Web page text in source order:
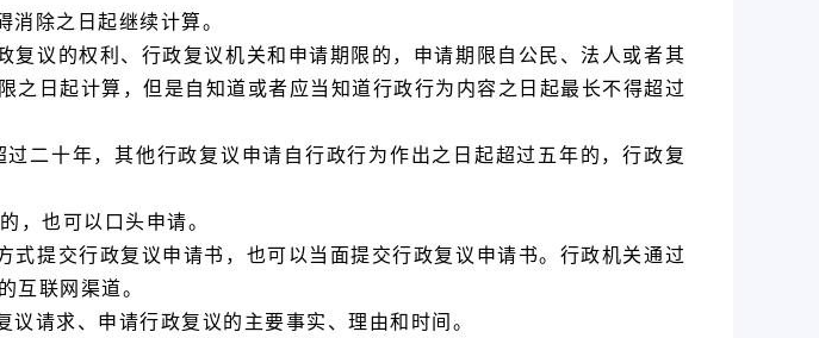
除之日起继续计算。
议的权利、行政复议机关和申请期限的，申请期限自公民、法人或者其
日起计算，但是自知道或者应当知道行政行为内容之日起最长不得超过
二十年，其他行政复议申请自行政行为作出之日起超过五年的，行政复
，也可以口头申请。
提交行政复议申请书，也可以当面提交行政复议申请书。行政机关通过
互联网渠道。
请求、申请行政复议的主要事实、理由和时间。